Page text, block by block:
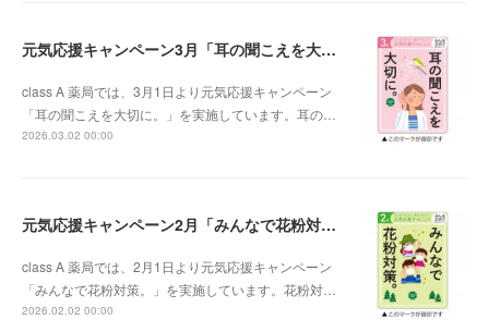
元気応援キャンペーン3月「耳の聞こえを大切に。」
class A 薬局では、3月1日より元気応援キャンペーン
「耳の聞こえを大切に。」を実施しています。耳の…
2026.03.02 00:00
元気応援キャンペーン2月「みんなで花粉対策。」
class A 薬局では、2月1日より元気応援キャンペーン
「みんなで花粉対策。」を実施しています。花粉対…
2026.02.02 00:00